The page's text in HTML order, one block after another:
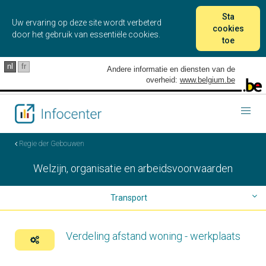
Uw ervaring op deze site wordt verbeterd
door het gebruik van essentiële cookies.
Sta
cookies
toe
nl fr
Andere informatie en diensten van de
overheid: www.belgium.be
Regie der Gebouwen
Welzijn, organisatie en arbeidsvoorwaarden
Transport
Telewerk
Verdeling afstand woning - werkplaats